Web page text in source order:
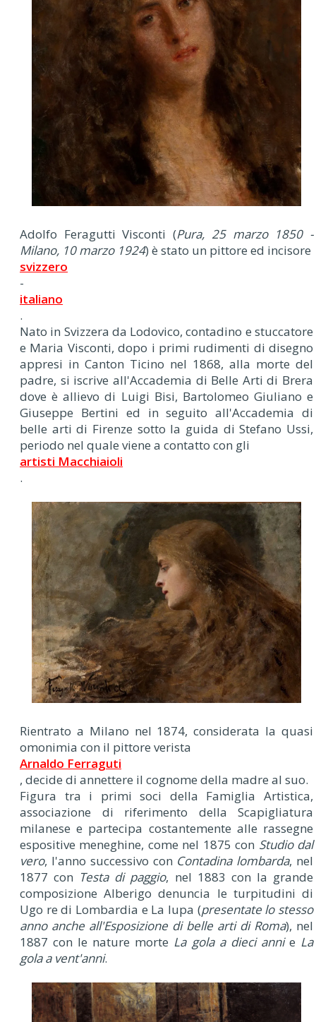
Adolfo Feragutti Visconti (Pura, 25 marzo 1850 -
Milano, 10 marzo 1924) è stato un pittore ed incisore
svizzero
-
italiano
.
Nato in Svizzera da Lodovico, contadino e stuccatore
e Maria Visconti, dopo i primi rudimenti di disegno
appresi in Canton Ticino nel 1868, alla morte del
padre, si iscrive all'Accademia di Belle Arti di Brera
dove è allievo di Luigi Bisi, Bartolomeo Giuliano e
Giuseppe Bertini ed in seguito all'Accademia di
belle arti di Firenze sotto la guida di Stefano Ussi,
periodo nel quale viene a contatto con gli
artisti Macchiaioli
.
Rientrato a Milano nel 1874, considerata la quasi
omonimia con il pittore verista
Arnaldo Ferraguti
, decide di annettere il cognome della madre al suo.
Figura tra i primi soci della Famiglia Artistica,
associazione di riferimento della Scapigliatura
milanese e partecipa costantemente alle rassegne
espositive meneghine, come nel 1875 con Studio dal
vero, l'anno successivo con Contadina lombarda, nel
1877 con Testa di paggio, nel 1883 con la grande
composizione Alberigo denuncia le turpitudini di
Ugo re di Lombardia e La lupa (presentate lo stesso
anno anche all'Esposizione di belle arti di Roma), nel
1887 con le nature morte La gola a dieci annie La
gola a vent'anni.